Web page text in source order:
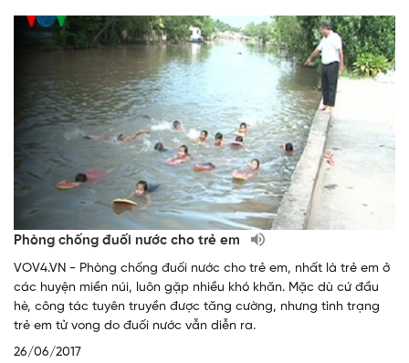
Phòng chống đuối nước cho trẻ em
VOV4.VN - Phòng chống đuối nước cho trẻ em, nhất là trẻ em ở
các huyện miền núi, luôn gặp nhiều khó khăn. Mặc dù cứ đầu
hè, công tác tuyên truyền được tăng cường, nhưng tình trạng
trẻ em tử vong do đuối nước vẫn diễn ra.
26/06/2017